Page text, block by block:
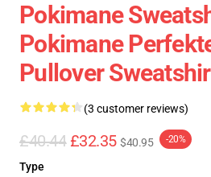
Pokimane
Pokimane
Pullover
(3 customer reviews)
£40.44 £32.35 $40.95 -20%
Type